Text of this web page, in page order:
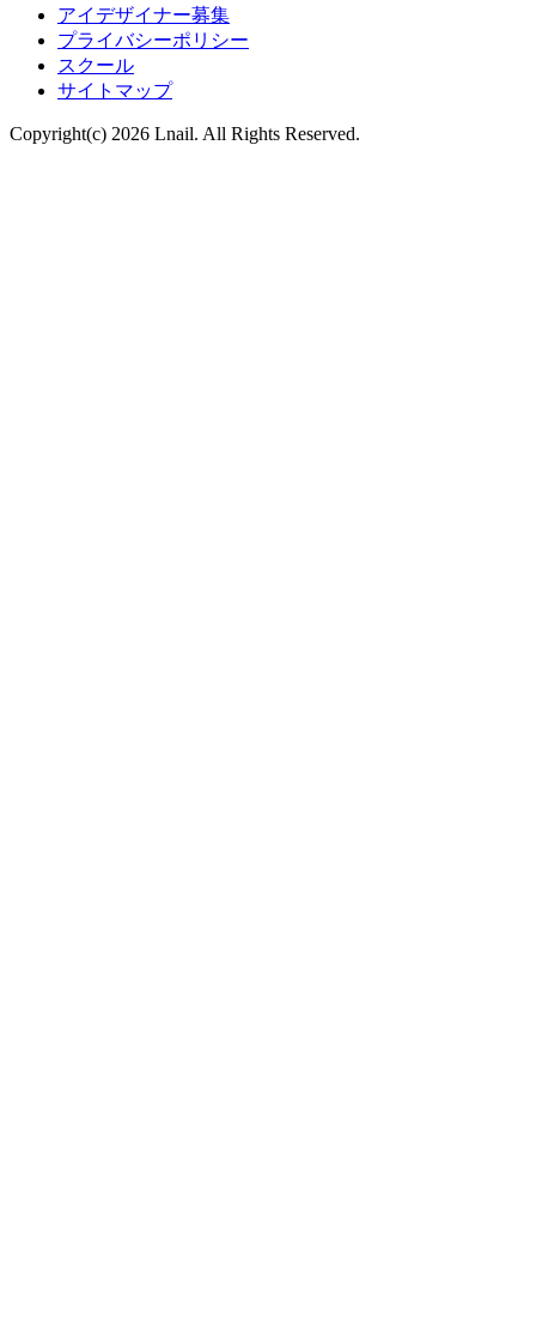
アイデザイナー募集
プライバシーポリシー
スクール
サイトマップ
Copyright(c) 2026 Lnail. All Rights Reserved.